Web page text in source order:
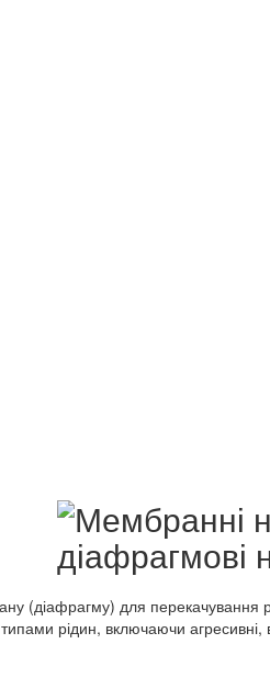
(діафрагму) для
рідин, включаючи агресивні,